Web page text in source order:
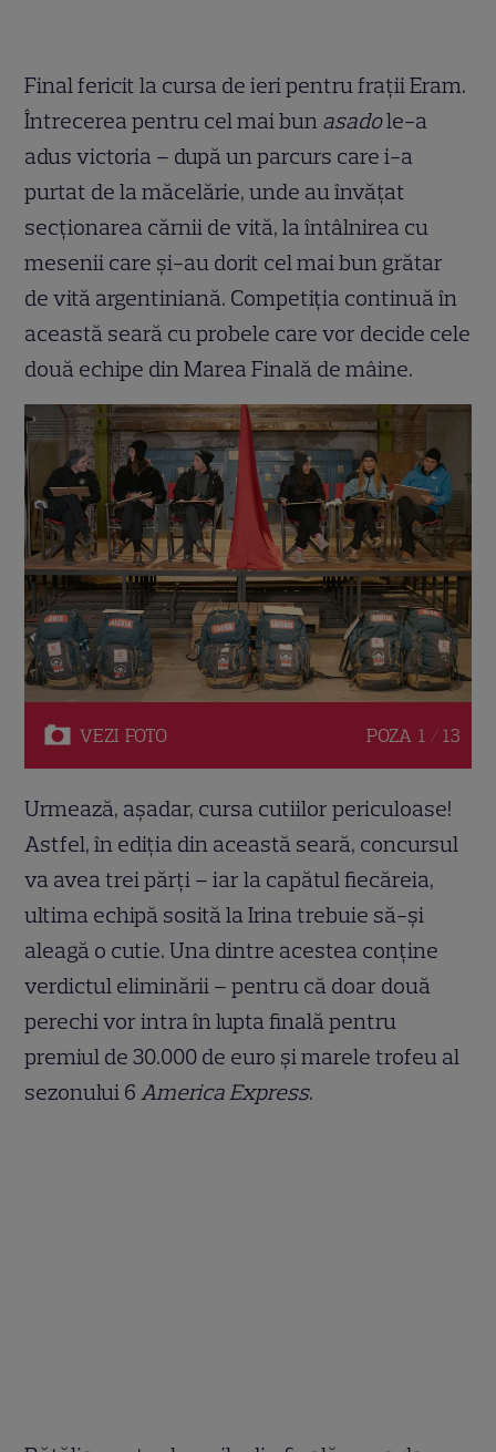
Final fericit la cursa de ieri pentru frații Eram.
Întrecerea pentru cel mai bun asadole-a
adus victoria – după un parcurs care i-a
purtat de la măcelărie, unde au învățat
secționarea cărnii de vită, la întâlnirea cu
mesenii care și-au dorit cel mai bun grătar
de vită argentiniană. Competiția continuă în
această seară cu probele care vor decide cele
două echipe din Marea Finală de mâine.
VEZI FOTO POZA 1 / 13
Urmează, așadar, cursa cutiilor periculoase!
Astfel, în ediția din această seară, concursul
va avea trei părți – iar la capătul fiecăreia,
ultima echipă sosită la Irina trebuie să-și
aleagă o cutie. Una dintre acestea conține
verdictul eliminării – pentru că doar două
perechi vor intra în lupta finală pentru
premiul de 30.000 de euro și marele trofeu al
sezonului 6 America Express.